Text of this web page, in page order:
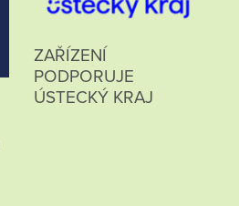
ZAŘÍZENÍ
PODPORUJE
ÚSTECKÝ KRAJ